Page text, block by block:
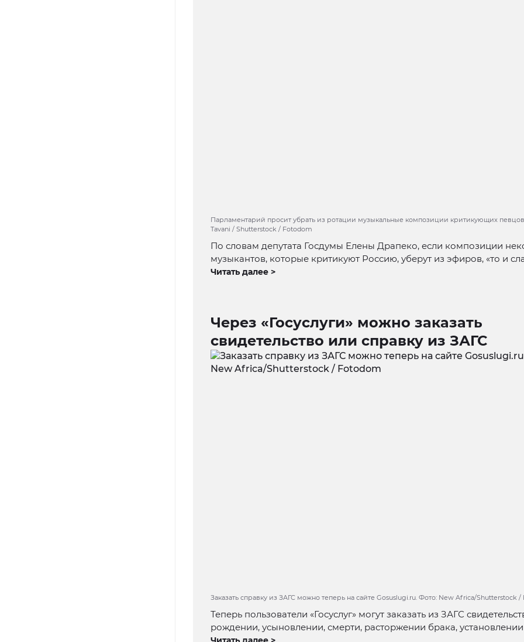
Парламентарий просит убрать из ротации музыкальные композиции критикующих
Tavani / Shutterstock / Fotodom
По словам депутата Госдумы Елены Драпеко, если композиции
музыкантов, которые критикуют Россию, уберут из эфиров, «то и
Читать далее >
Через «Госуслуги» можно заказать
свидетельство или справку из ЗАГС
Заказать справку из ЗАГС можно теперь на сайте Gosuslugi.ru. Фото: New Africa/Shutterstock
Теперь пользователи «Госуслуг» могут заказать из ЗАГС
рождении, усыновлении, смерти, расторжении брака, установлении